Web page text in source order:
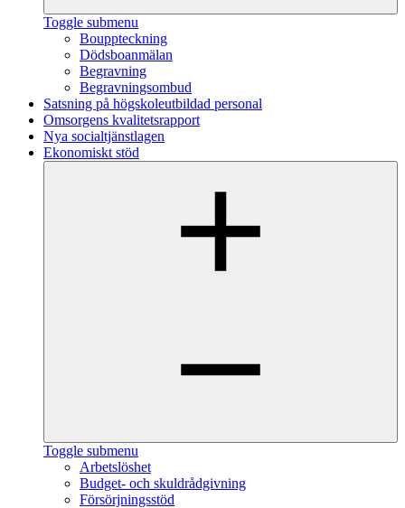
Toggle submenu
Bouppteckning
Dödsboanmälan
Begravning
Begravningsombud
Satsning på högskoleutbildad personal
Omsorgens kvalitetsrapport
Nya socialtjänstlagen
Ekonomiskt stöd
Toggle submenu
Arbetslöshet
Budget- och skuldrådgivning
Försörjningsstöd